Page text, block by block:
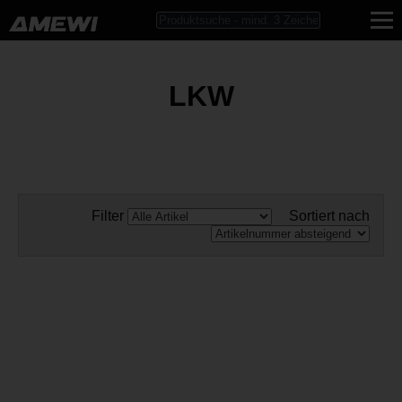
LKW
Filter Sortiert nach